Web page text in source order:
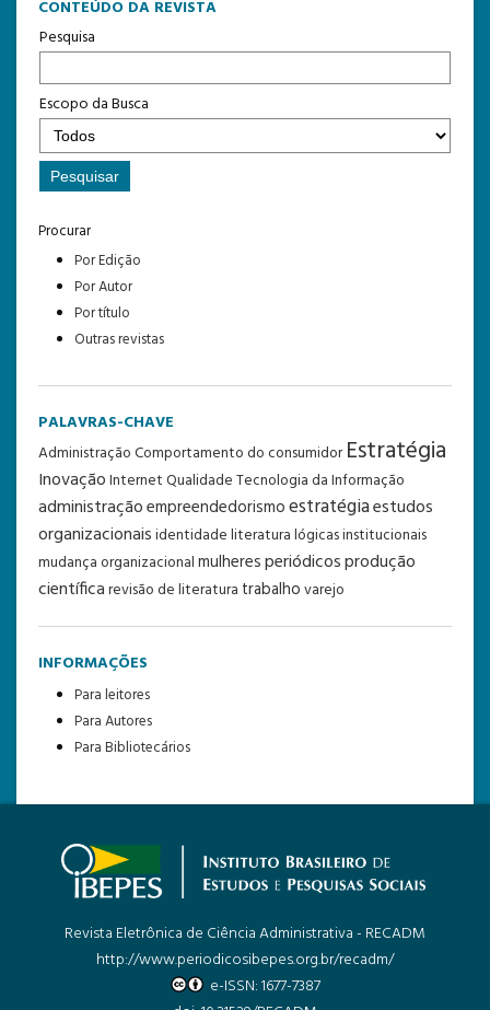
CONTEÚDO DA REVISTA
Pesquisa
Escopo da Busca
Procurar
Por Edição
Por Autor
Por título
Outras revistas
PALAVRAS-CHAVE
AdministraçãoComportamento do consumidor Estratégia
InovaçãoInternetQualidadeTecnologia da Informação
administraçãoempreendedorismoestratégiaestudos
organizacionaisidentidadeliteraturalógicas institucionais
mudança organizacionalmulheresperiódicosprodução
científicarevisão de literatura trabalhovarejo
INFORMAÇÕES
Para leitores
Para Autores
Para Bibliotecários
Revista Eletrônica de Ciência Administrativa - RECADM
http://www.periodicosibepes.org.br/recadm/
e-ISSN: 1677-7387